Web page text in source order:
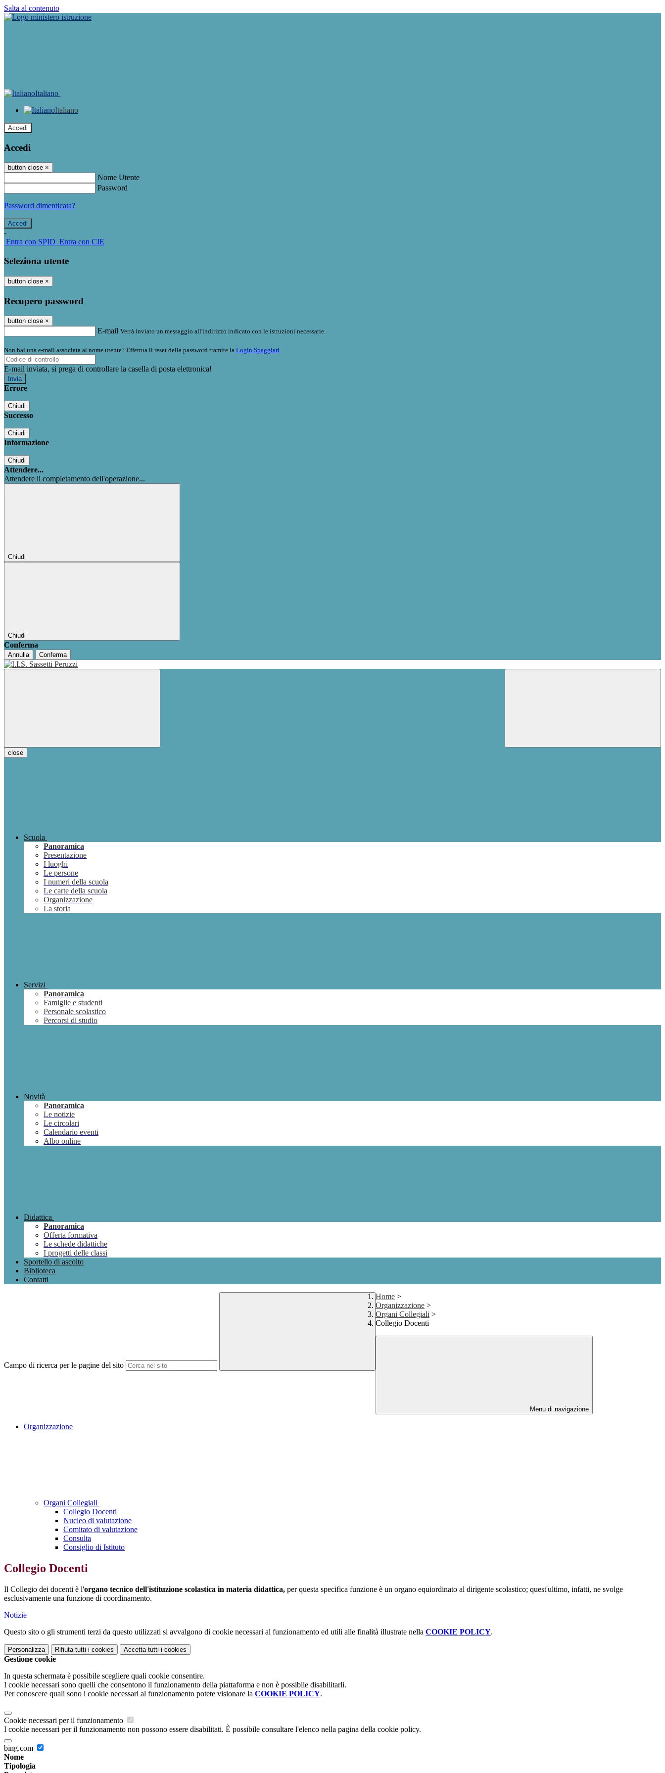
Salta al contenuto
Italiano
Italiano
Accedi
Accedi
button close ×
Nome Utente
Password
Password dimenticata?
-
Entra con SPID Entra con CIE
Seleziona utente
button close ×
Recupero password
button close ×
E-mail Verrà inviato un messaggio all'indirizzo indicato con le istruzioni necessarie.
Non hai una e-mail associata al nome utente? Effettua il reset della password tramite la Login Spaggiari
E-mail inviata, si prega di controllare la casella di posta elettronica!
Errore
Chiudi
Successo
Chiudi
Informazione
Chiudi
Attendere...
Attendere il completamento dell'operazione...
Chiudi
Chiudi
Conferma
Annulla Conferma
close
Scuola
Panoramica
Presentazione
I luoghi
Le persone
I numeri della scuola
Le carte della scuola
Organizzazione
La storia
Servizi
Panoramica
Famiglie e studenti
Personale scolastico
Percorsi di studio
Novità
Panoramica
Le notizie
Le circolari
Calendario eventi
Albo online
Didattica
Panoramica
Offerta formativa
Le schede didattiche
I progetti delle classi
Sportello di ascolto
Biblioteca
Contatti
Campo di ricerca per le pagine del sito
Home >
Organizzazione >
Organi Collegiali >
Collegio Docenti
Menu di navigazione
Organizzazione
Organi Collegiali
Collegio Docenti
Nucleo di valutazione
Comitato di valutazione
Consulta
Consiglio di Istituto
Collegio Docenti
Il Collegio dei docenti è l'organo tecnico dell'istituzione scolastica in materia didattica, per questa specifica funzione è un organo equiordinato al dirigente scolastico; quest'ultimo, infatti, ne svolge
esclusivamente una funzione di coordinamento.
Notizie
Questo sito o gli strumenti terzi da questo utilizzati si avvalgono di cookie necessari al funzionamento ed utili alle finalità illustrate nella COOKIE POLICY.
Personalizza Rifiuta tutti i cookies Accetta tutti i cookies
Gestione cookie
In questa schermata è possibile scegliere quali cookie consentire.
I cookie necessari sono quelli che consentono il funzionamento della piattaforma e non è possibile disabilitarli.
Per conoscere quali sono i cookie necessari al funzionamento potete visionare la COOKIE POLICY.
Cookie necessari per il funzionamento
I cookie necessari per il funzionamento non possono essere disabilitati. È possibile consultare l'elenco nella pagina della cookie policy.
bing.com
Nome
Tipologia